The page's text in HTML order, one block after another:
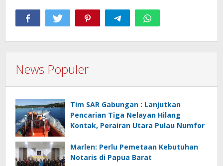
News Populer
Tim SAR Gabungan : Lanjutkan
Pencarian Tiga Nelayan Hilang
Kontak, Perairan Utara Pulau Numfor
Marlen: Perlu Pemetaan Kebutuhan
Notaris di Papua Barat